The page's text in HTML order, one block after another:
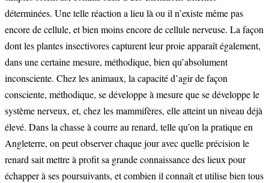
déterminées. Une telle réaction a lieu là ou il n’existe même pas
encore de cellule, et bien moins encore de cellule nerveuse. La façon
dont les plantes insectivores capturent leur proie apparaît également,
dans une certaine mesure, méthodique, bien qu’absolument
inconsciente. Chez les animaux, la capacité d’agir de façon
consciente, méthodique, se développe à mesure que se développe le
système nerveux, et, chez les mammifères, elle atteint un niveau déjà
élevé. Dans la chasse à courre au renard, telle qu’on la pratique en
Angleterre, on peut observer chaque jour avec quelle précision le
renard sait mettre à profit sa grande connaissance des lieux pour
échapper à ses poursuivants, et combien il connaît et utilise bien tous